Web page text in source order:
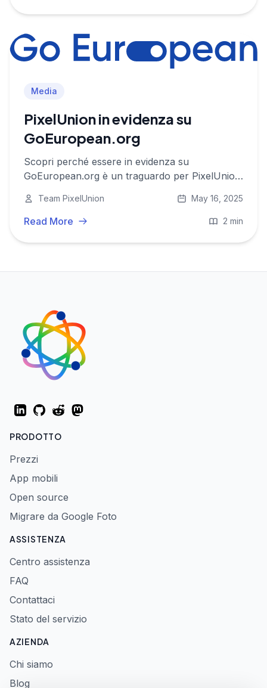
Media
PixelUnion in evidenza su
GoEuropean.org
Scopri perché essere in evidenza su
GoEuropean.org è un traguardo per PixelUnion
Team PixelUnion May 16, 2025
Read More 2 min
LinkedInGitHubRedditMastodon
PRODOTTO
Prezzi
App mobili
Open source
Migrare da Google Foto
ASSISTENZA
Centro assistenza
FAQ
Contattaci
Stato del servizio
AZIENDA
Chi siamo
Blog